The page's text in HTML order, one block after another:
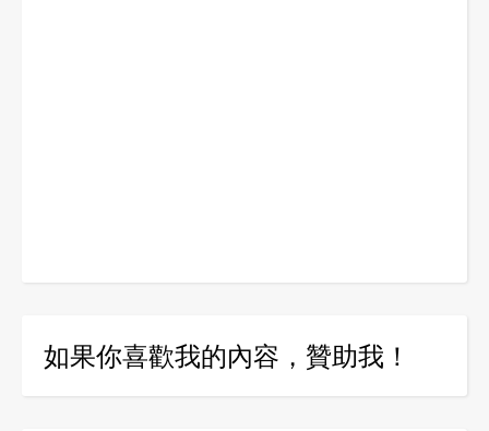
如果你喜歡我的內容，贊助我！